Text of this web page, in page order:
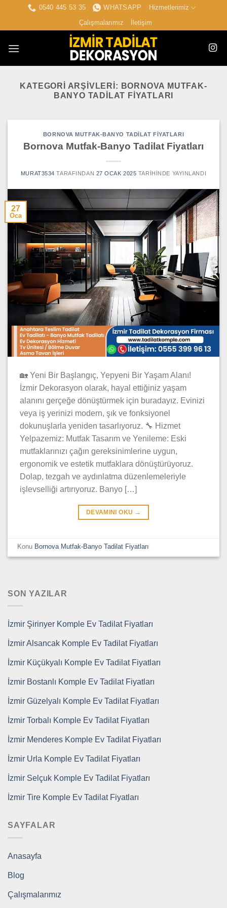
0540 445 53 35 WHATSAPP
Hizmetlerimiz
Çalışmalarımız
İletişim
KATEGORI ARŞIVLERI: BORNOVA MUTFAK-
BANYO TADILAT FIYATLARI
BORNOVA MUTFAK-BANYO TADILAT FIYATLARI
Bornova Mutfak-Banyo Tadilat Fiyatları
MURAT3534 TARAFINDAN 27 OCAK 2025 TARIHINDE YAYINLANDI
27
Oca
🏡 Yeni Bir Başlangıç, Yepyeni Bir Yaşam Alanı!
İzmir Dekorasyon olarak, hayal ettiğiniz yaşam
alanını gerçeğe dönüştürmek için buradayız. Evinizi
veya iş yerinizi modern, şık ve fonksiyonel
dokunuşlarla yeniden tasarlıyoruz. 🔧 Hizmet
Yelpazemiz: Mutfak Tasarım ve Yenileme: Eski
mutfaklarınızı çağın gereksinimlerine uygun,
ergonomik ve estetik mutfaklara dönüştürüyoruz.
Dolap, tezgah ve aydınlatma düzenlemeleriyle
işlevselliği artırıyoruz. Banyo […]
DEVAMINI OKU →
Konu Bornova Mutfak-Banyo Tadilat Fiyatları
SON YAZILAR
İzmir Şirinyer Komple Ev Tadilat Fiyatları
İzmir Alsancak Komple Ev Tadilat Fiyatları
İzmir Küçükyalı Komple Ev Tadilat Fiyatları
İzmir Bostanlı Komple Ev Tadilat Fiyatları
İzmir Güzelyalı Komple Ev Tadilat Fiyatları
İzmir Torbalı Komple Ev Tadilat Fiyatları
İzmir Menderes Komple Ev Tadilat Fiyatları
İzmir Urla Komple Ev Tadilat Fiyatları
İzmir Selçuk Komple Ev Tadilat Fiyatları
İzmir Tire Komple Ev Tadilat Fiyatları
SAYFALAR
Anasayfa
Blog
Çalışmalarımız